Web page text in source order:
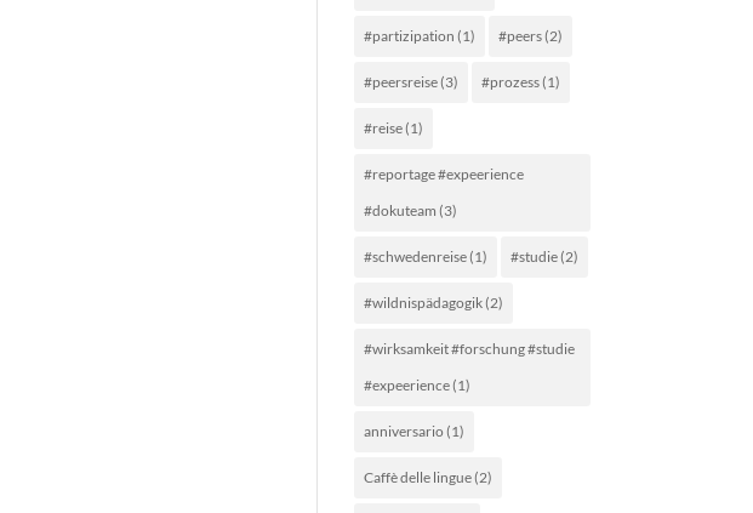
#partizipation (1) #peers(2)
#peersreise(3) #prozess(1)
#reise(1)
#reportage #expeerience
#dokuteam (3)
#schwedenreise(1) #studie(2)
#wildnispädagogik(2)
#wirksamkeit #forschung #studie
#expeerience(1)
anniversario (1)
Caffè delle lingue(2)